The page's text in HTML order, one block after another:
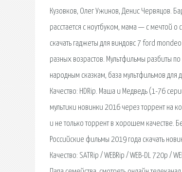
Кузовков, Олег Ужинов, Денис Червяцов.
расстается с ноутбуком, мама — с мечтой
скачать гаджеты для виндовс 7 ford
разных возрастов. Мультфильмы разбиты
народным сказкам, база мультфильмов
Качество: HDRip. Маша и Медведь (1-76
мультики новинки 2016 через торрент на
и не только торрент в хорошем качестве.
Российские фильмы 2019 года скачать
Качество: SATRip / WEBRip / WEB-DL 720p